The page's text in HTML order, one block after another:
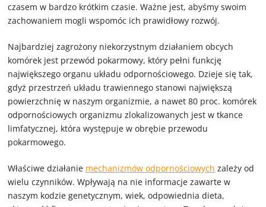
czasem w bardzo krótkim czasie. Ważne jest, abyśmy swoim
zachowaniem mogli wspomóc ich prawidłowy rozwój.
Najbardziej zagrożony niekorzystnym działaniem obcych
komórek jest przewód pokarmowy, który pełni funkcję
największego organu układu odpornościowego. Dzieje się tak,
gdyż przestrzeń układu trawiennego stanowi największą
powierzchnię w naszym organizmie, a nawet 80 proc. komórek
odpornościowych organizmu zlokalizowanych jest w tkance
limfatycznej, która występuje w obrębie przewodu
pokarmowego.
Właściwe działanie mechanizmów odpornościowych zależy od
wielu czynników. Wpływają na nie informacje zawarte w
naszym kodzie genetycznym, wiek, odpowiednia dieta,